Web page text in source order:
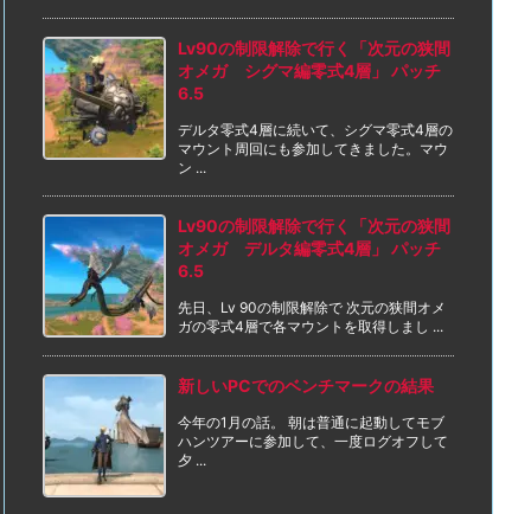
Lv90の制限解除で行く「次元の狭間
オメガ シグマ編零式4層」 パッチ
6.5
デルタ零式4層に続いて、シグマ零式4層の
マウント周回にも参加してきました。マウ
ン ...
Lv90の制限解除で行く「次元の狭間
オメガ デルタ編零式4層」 パッチ
6.5
先日、Lv 90の制限解除で 次元の狭間オメ
ガの零式4層で各マウントを取得しまし ...
新しいPCでのベンチマークの結果
今年の1月の話。 朝は普通に起動してモブ
ハンツアーに参加して、一度ログオフして
夕 ...